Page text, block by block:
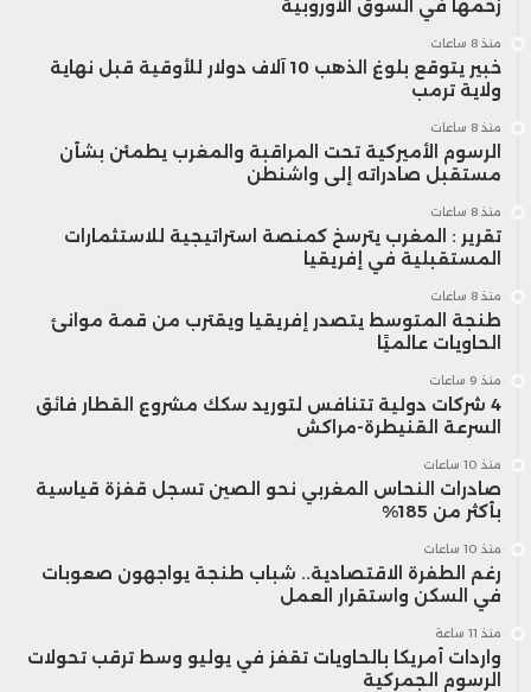
زخمها في السوق الأوروبية
منذ 8 ساعات
خبير يتوقع بلوغ الذهب 10 آلاف دولار للأوقية قبل نهاية
ولاية ترمب
منذ 8 ساعات
الرسوم الأميركية تحت المراقبة والمغرب يطمئن بشأن
مستقبل صادراته إلى واشنطن
منذ 8 ساعات
تقرير : المغرب يترسخ كمنصة استراتيجية للاستثمارات
المستقبلية في إفريقيا
منذ 8 ساعات
طنجة المتوسط يتصدر إفريقيا ويقترب من قمة موانئ
الحاويات عالميًا
منذ 9 ساعات
4 شركات دولية تتنافس لتوريد سكك مشروع القطار فائق
السرعة القنيطرة-مراكش
منذ 10 ساعات
صادرات النحاس المغربي نحو الصين تسجل قفزة قياسية
بأكثر من 185%
منذ 10 ساعات
رغم الطفرة الاقتصادية.. شباب طنجة يواجهون صعوبات
في السكن واستقرار العمل
منذ 11 ساعة
واردات أمريكا بالحاويات تقفز في يوليو وسط ترقب تحولات
الرسوم الجمركية